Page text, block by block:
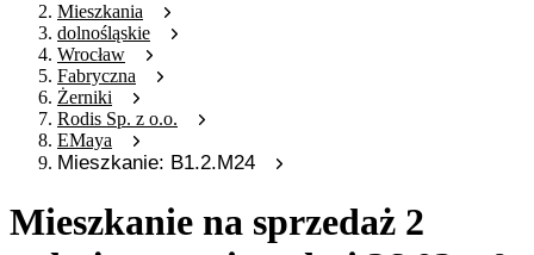
Mieszkania
dolnośląskie
Wrocław
Fabryczna
Żerniki
Rodis Sp. z o.o.
EMaya
Mieszkanie: B1.2.M24
Mieszkanie na sprzedaż 2